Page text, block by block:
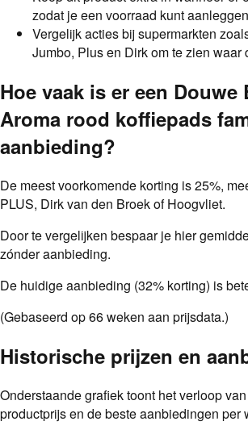
zodat je een voorraad kunt
Vergelijk acties bij supermarkten
Jumbo, Plus en Dirk om te zien waar
Hoe vaak is er een Douwe
Aroma rood koffiepads
aanbieding?
De meest voorkomende korting is25%,
PLUS, Dirk van den Broek of Hoogvliet.
Door te vergelijken bespaar je hier
zónder aanbieding.
De huidige aanbieding (32% korting) is
(Gebaseerd op66weken aan prijsdata.)
Historische prijzen en
Onderstaande grafiek toont het verloop
productprijs en de beste aanbiedingen per